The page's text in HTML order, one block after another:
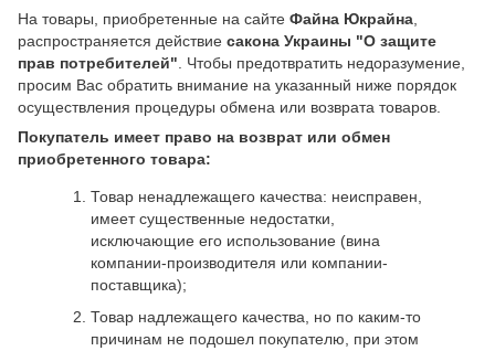
На товары, приобретенные на сайте Файна Юкрайна,
распространяется действие cакона Украины "О защите
прав потребителей". Чтобы предотвратить недоразумение,
просим Вас обратить внимание на указанный ниже порядок
осуществления процедуры обмена или возврата товаров.
Покупатель имеет право на возврат или обмен
приобретенного товара:
Товар ненадлежащего качества: неисправен,
имеет существенные недостатки,
исключающие его использование (вина
компании-производителя или компании-
поставщика);
Товар надлежащего качества, но по каким-то
причинам не подошел покупателю, при этом